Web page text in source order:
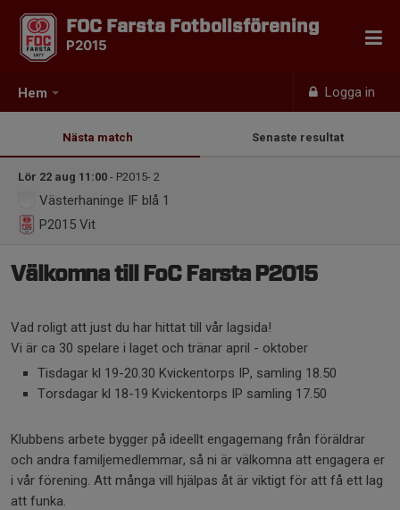
Hem Logga in
FOC Farsta Fotbollsförening
P2015
Nästa match Senaste resultat
Lör 22 aug 11:00 - P2015- 2
Västerhaninge IF blå 1
P2015 Vit
Välkomna till FoC Farsta P2015
Vad roligt att just du har hittat till vår lagsida!
Vi är ca 30 spelare i laget och tränar april - oktober
Tisdagar kl 19-20.30 Kvickentorps IP, samling 18.50
Torsdagar kl 18-19 Kvickentorps IP samling 17.50
Klubbens arbete bygger på ideellt engagemang från föräldrar
och andra familjemedlemmar, så ni är välkomna att engagera er
i vår förening. Att många vill hjälpas åt är viktigt för att få ett lag
att funka.